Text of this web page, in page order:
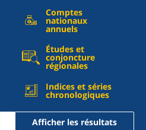
Comptes
nationaux
annuels
Études et
conjoncture
régionales
Indices et séries
chronologiques
Afficher les résultats